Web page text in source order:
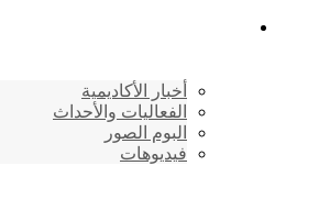
أخبار الأكاديمية
الفعاليات والأحداث
البوم الصور
فيديوهات